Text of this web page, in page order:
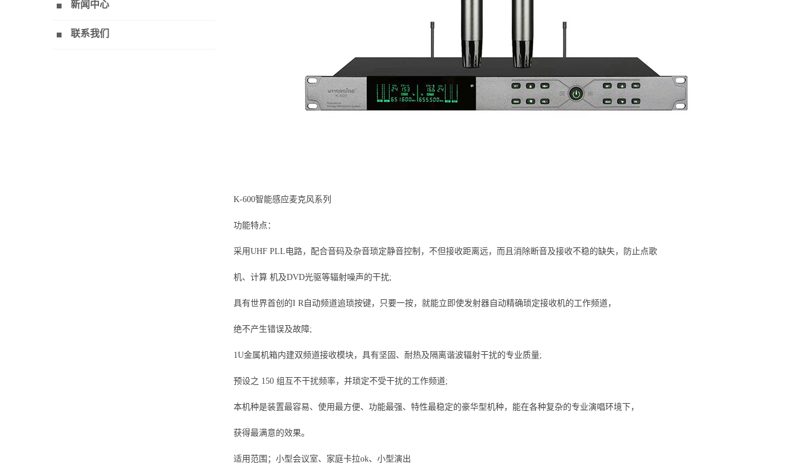
K-600智能感应麦克风系列
功能特点：
采用UHF PLL电路，配合音码及杂音琐定静音控制，不但接收距离远，而且消除断音及接收不稳的缺失，防止点歌
机、计算 机及DVD光驱等辐射噪声的干扰;
具有世界首创的I R自动频道追琐按键，只要一按，就能立即使发射器自动精确琐定接收机的工作频道，
绝不产生错误及故障;
1U金属机箱内建双频道接收模块，具有坚固、耐热及隔离谐波辐射干扰的专业质量;
预设之 150 组互不干扰频率，并琐定不受干扰的工作频道;
本机种是装置最容易、使用最方便、功能最强、特性最稳定的豪华型机种，能在各种复杂的专业演唱环境下，
获得最满意的效果。
适用范围；小型会议室、家庭卡拉ok、小型演出
新闻中心
联系我们